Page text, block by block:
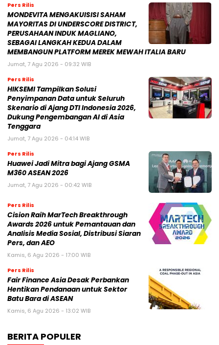
Pers Rilis
MONDEVITA MENGAKUISISI SAHAM
MAYORITAS DI UNDERSCORE DISTRICT,
PERUSAHAAN INDUK MAGLIANO,
SEBAGAI LANGKAH KEDUA DALAM
MEMBANGUN PLATFORM MEREK MEWAH ITALIA BARU
Jumat, 7 Agu 2026 - 09:32 WIB
Pers Rilis
HIKSEMI Tampilkan Solusi
Penyimpanan Data untuk Seluruh
Skenario di Ajang DTI Indonesia 2026,
Dukung Pengembangan AI di Asia
Tenggara
Jumat, 7 Agu 2026 - 04:14 WIB
Pers Rilis
Huawei Jadi Mitra bagi Ajang GSMA
M360 ASEAN 2026
Jumat, 7 Agu 2026 - 00:42 WIB
Pers Rilis
Cision Raih MarTech Breakthrough
Awards 2026 untuk Pemantauan dan
Analisis Media Sosial, Distribusi Siaran
Pers, dan AEO
Kamis, 6 Agu 2026 - 17:00 WIB
Pers Rilis
Fair Finance Asia Desak Perbankan
Hentikan Pendanaan untuk Sektor
Batu Bara di ASEAN
Kamis, 6 Agu 2026 - 13:02 WIB
BERITA POPULER